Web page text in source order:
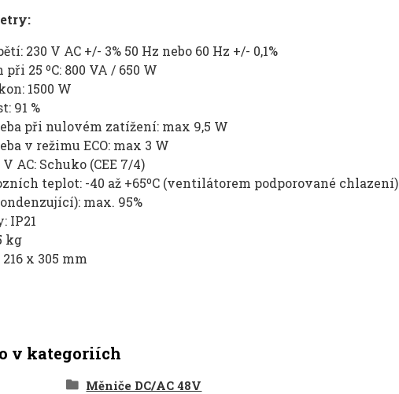
230 V AC +/- 3% 50 Hz nebo 60 Hz +/- 0,1%
25 ºC: 800 VA / 650 W
1500 W
91 %
při nulovém zatížení: max 9,5 W
v režimu ECO: max 3 W
AC: Schuko (CEE 7/4)
teplot: -40 až +65ºC (ventilátorem podporované chlazení)
max. 95%
IP21
kg
x 305 mm
v kategoriích
Měniče DC/AC 48V